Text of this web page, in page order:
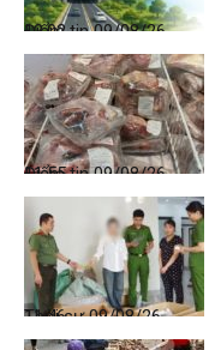
Điểm tin
09/08/26, 12:02
Điểm tin
09/08/26, 11:55
Thời sự
09/08/26, 11:46